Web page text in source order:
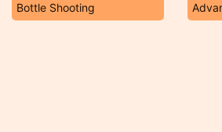
Bottle Shooting